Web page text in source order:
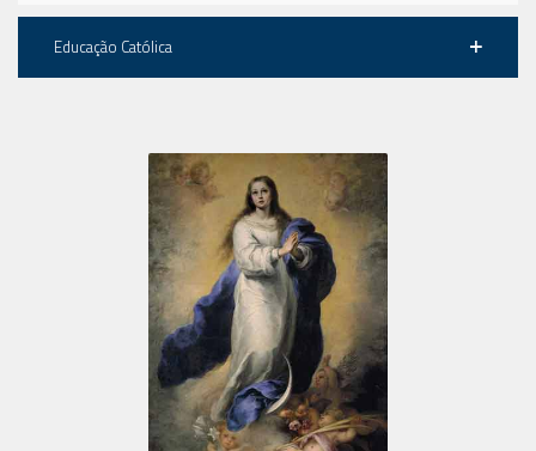
Educação Católica